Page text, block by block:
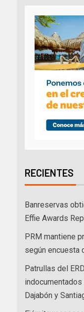
RECIENTES
Banreservas
Effie Awards
PRM mantiene
según encuesta
Patrullas del
Dajabón y